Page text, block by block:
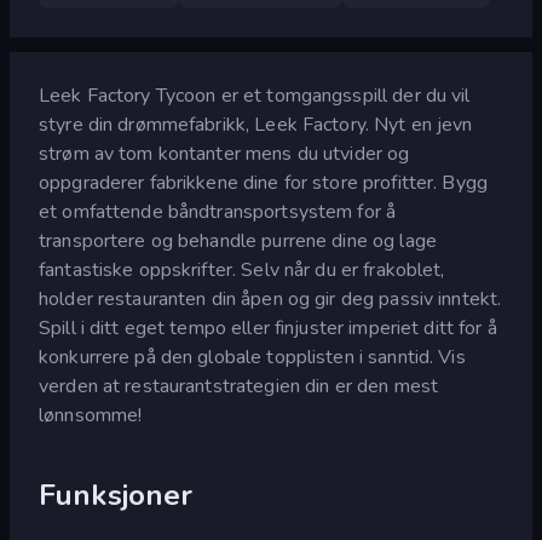
Leek Factory Tycoon er et tomgangsspill der du vil
styre din drømmefabrikk, Leek Factory. Nyt en jevn
strøm av tom kontanter mens du utvider og
oppgraderer fabrikkene dine for store profitter. Bygg
et omfattende båndtransportsystem for å
transportere og behandle purrene dine og lage
fantastiske oppskrifter. Selv når du er frakoblet,
holder restauranten din åpen og gir deg passiv inntekt.
Spill i ditt eget tempo eller finjuster imperiet ditt for å
konkurrere på den globale topplisten i sanntid. Vis
verden at restaurantstrategien din er den mest
lønnsomme!
Funksjoner